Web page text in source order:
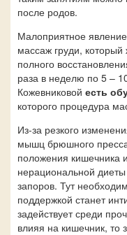
после родов.
Малоприятное
массаж груди,
полного
раза в неделю по 5 –
Кожевниковой есть
которого процедура
Из-за резкого
мышц брюшного
положения кишечника
нерациональной
запоров. Тут
поддержкой станет
задействует среди
влияя на кишечник, то